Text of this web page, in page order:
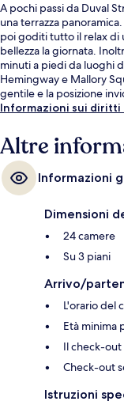
A pochi passi da Duval
una terrazza
poi goditi tutto il relax di
bellezza la giornata.
minuti a piedi da luoghi
Hemingway e Mallory
gentile e la posizione
Informazioni sui diritti
Altre
Informazioni
Dimensioni
24 camere
Su 3 piani
Arrivo/
L'orario del
Età minima
Il check-out
Check-out
Istruzioni